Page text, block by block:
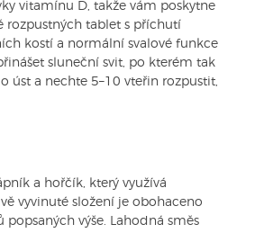
vitamínu D, takže vám poskytne
rozpustných tablet s příchutí
kostí a normální svalové funkce
sluneční svit, po kterém tak
úst a nechte 5–10 vteřin rozpustit,
a hořčík, který využívá
vyvinuté složení je obohaceno
výše. Lahodná směs